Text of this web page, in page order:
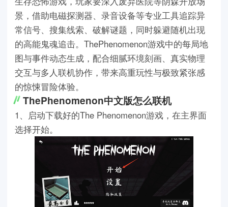
景，借助电磁探测器、录音设备等专业工具追踪异
常信号、搜集线索、破解谜题，同时躲避随机出现
的高能鬼魂追击。ThePhenomenon游戏中的每局地
图与事件动态生成，配合细腻环境刻画、真实物理
交互与多人联机协作，带来高重玩性与极致紧张感
的惊悚冒险体验。
ThePhenomenon中文版怎么联机
1、启动下载好的The Phenomenon游戏，在主界面
选择开始。